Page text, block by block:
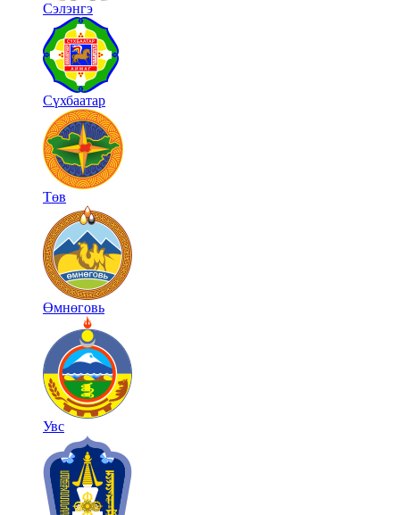
Сэлэнгэ
Сүхбаатар
Төв
Өмнөговь
Увс